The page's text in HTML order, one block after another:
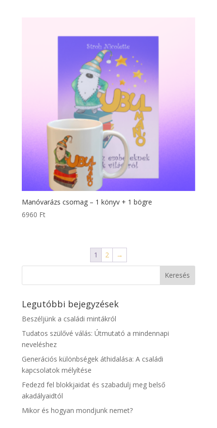
Manóvarázs csomag – 1 könyv + 1 bögre
6960 Ft
1 2 →
Legutóbbi bejegyzések
Beszéljünk a családi mintákról
Tudatos szülővé válás: Útmutató a mindennapi
neveléshez
Generációs különbségek áthidalása: A családi
kapcsolatok mélyítése
Fedezd fel blokkjaidat és szabadulj meg belső
akadályaidtól
Mikor és hogyan mondjunk nemet?